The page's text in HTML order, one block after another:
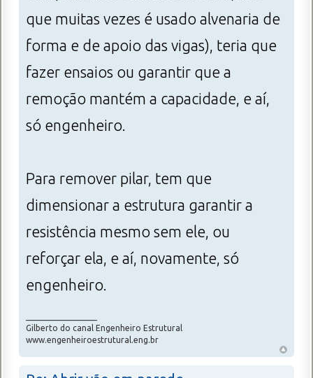
que muitas vezes é usado alvenaria de
forma e de apoio das vigas), teria que
fazer ensaios ou garantir que a
remoção mantém a capacidade, e aí,
só engenheiro.
Para remover pilar, tem que
dimensionar a estrutura garantir a
resistência mesmo sem ele, ou
reforçar ela, e aí, novamente, só
engenheiro.
Gilberto do canal Engenheiro Estrutural
www.engenheiroestrutural.eng.br